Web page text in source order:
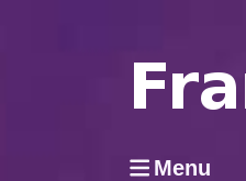
Menu